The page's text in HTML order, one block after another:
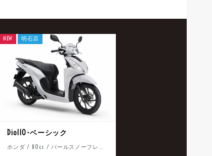
Dio110･ベーシック
ホンダ / 110cc / パールスノーフレークホワイト
NEW 明石店